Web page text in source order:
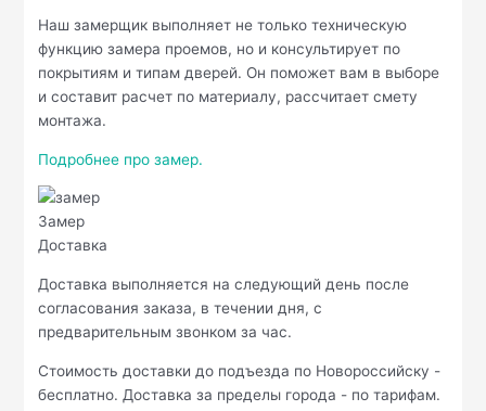
Наш замерщик выполняет не только техническую
функцию замера проемов, но и консультирует по
покрытиям и типам дверей. Он поможет вам в выборе
и составит расчет по материалу, рассчитает смету
монтажа.
Подробнее про замер.
Замер
Доставка
Доставка выполняется на следующий день после
согласования заказа, в течении дня, с
предварительным звонком за час.
Стоимость доставки до подъезда по Новороссийску -
бесплатно. Доставка за пределы города - по тарифам.